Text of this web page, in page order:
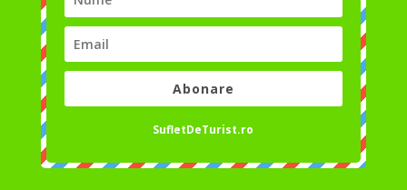
Abonare
SufletDeTurist.ro